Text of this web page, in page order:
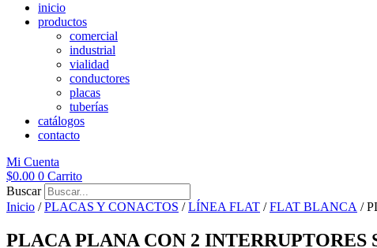
inicio
productos
comercial
industrial
vialidad
conductores
placas
tuberías
catálogos
contacto
Mi Cuenta
$0.00 0 Carrito
Buscar
Inicio /PLACAS Y CONACTOS /LÍNEA FLAT /FLAT BLANCA /
PLACA PLANA CON 2